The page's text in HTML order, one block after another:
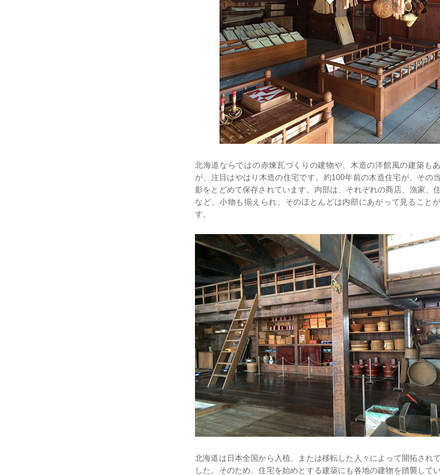
北海道ならではの赤煉瓦づくりの建物や、木造の洋館風の建築も
が、注目はやはり木造の住宅です。約100年前の木造住宅が、その
影をとどめて保存されています。内部は、それぞれの商店、漁家、
など、小物も揃えられ、そのほとんどは内部にあがって見ること
す。
北海道は日本全国から入植、または移転した人々によって開拓され
した。そのため、住宅を始めとする建築にも各地の建物を踏襲して